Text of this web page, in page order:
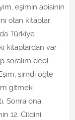
eşimin abisinin
olan kitaplar
da Türkiye
kitaplardan var
soralım dedi.
şimdi öğle
gitmek
Sonra ona
12. Cildini